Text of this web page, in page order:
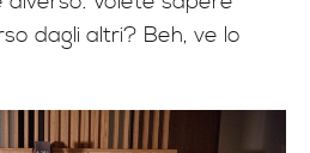
dagli altri? Beh, ve lo